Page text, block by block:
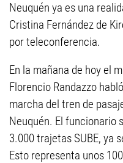
Neuquén ya es una
Cristina Fernández de
por teleconferencia.
En la mañana de hoy el
Florencio Randazzo
marcha del tren de
Neuquén. El funcionario
3.000 trajetas SUBE, ya
Esto representa unos